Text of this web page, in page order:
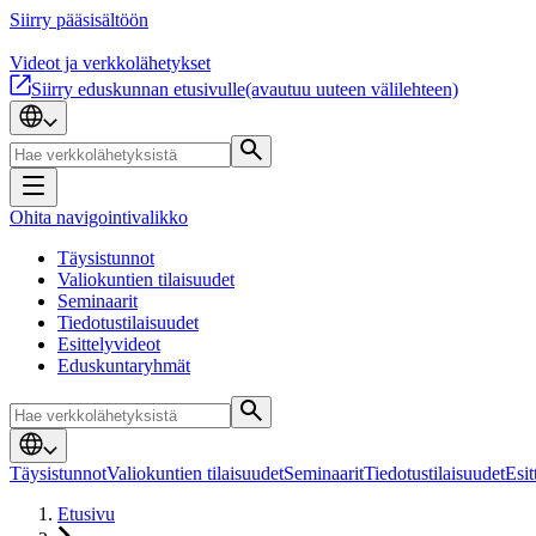
Siirry pääsisältöön
Videot ja verkkolähetykset
Siirry eduskunnan etusivulle(avautuu uuteen välilehteen)
Ohita navigointivalikko
Täysistunnot
Valiokuntien tilaisuudet
Seminaarit
Tiedotustilaisuudet
Esittelyvideot
Eduskuntaryhmät
TäysistunnotValiokuntien tilaisuudetSeminaaritTiedotustilaisuudet
Etusivu